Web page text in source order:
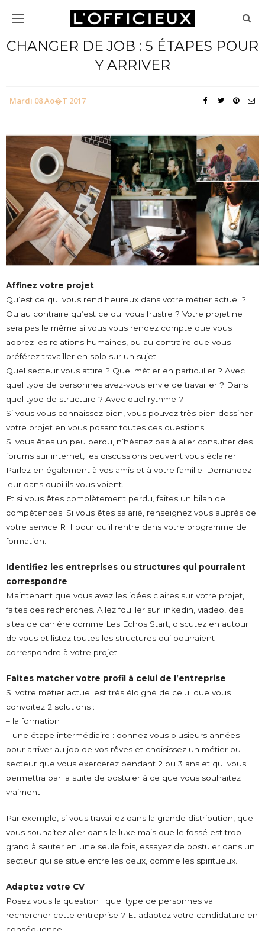
CHANGER DE JOB : 5 ÉTAPES POUR
Y ARRIVER
Mardi 08 Ao�t 2017
Affinez votre projet
Qu’est ce qui vous rend heureux dans votre métier actuel ?
Ou au contraire qu’est ce qui vous frustre ? Votre projet ne
sera pas le même si vous vous rendez compte que vous
adorez les relations humaines, ou au contraire que vous
préférez travailler en solo sur un sujet.
Quel secteur vous attire ? Quel métier en particulier ? Avec
quel type de personnes avez-vous envie de travailler ? Dans
quel type de structure ? Avec quel rythme ?
Si vous vous connaissez bien, vous pouvez très bien dessiner
votre projet en vous posant toutes ces questions.
Si vous êtes un peu perdu, n’hésitez pas à aller consulter des
forums sur internet, les discussions peuvent vous éclairer.
Parlez en également à vos amis et à votre famille. Demandez
leur dans quoi ils vous voient.
Et si vous êtes complètement perdu, faites un bilan de
compétences. Si vous êtes salarié, renseignez vous auprès de
votre service RH pour qu’il rentre dans votre programme de
formation.
Identifiez les entreprises ou structures qui pourraient
correspondre
Maintenant que vous avez les idées claires sur votre projet,
faites des recherches. Allez fouiller sur linkedin, viadeo, des
sites de carrière comme Les Echos Start, discutez en autour
de vous et listez toutes les structures qui pourraient
correspondre à votre projet.
Faites matcher votre profil à celui de l’entreprise
Si votre métier actuel est très éloigné de celui que vous
convoitez 2 solutions :
– la formation
– une étape intermédiaire : donnez vous plusieurs années
pour arriver au job de vos rêves et choisissez un métier ou
secteur que vous exercerez pendant 2 ou 3 ans et qui vous
permettra par la suite de postuler à ce que vous souhaitez
vraiment.
Par exemple, si vous travaillez dans la grande distribution, que
vous souhaitez aller dans le luxe mais que le fossé est trop
grand à sauter en une seule fois, essayez de postuler dans un
secteur qui se situe entre les deux, comme les spiritueux.
Adaptez votre CV
Posez vous la question : quel type de personnes va
rechercher cette entreprise ? Et adaptez votre candidature en